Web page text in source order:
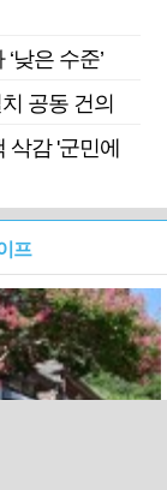
낮은 수준’
공동 건의
감 '군민에
프